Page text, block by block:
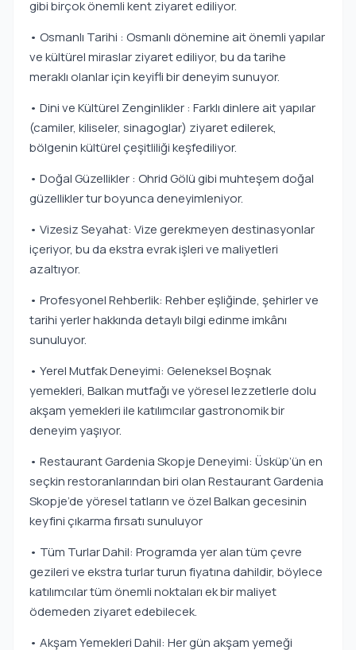
gibi birçok önemli kent ziyaret ediliyor.
• Osmanlı Tarihi : Osmanlı dönemine ait önemli yapılar
ve kültürel miraslar ziyaret ediliyor, bu da tarihe
meraklı olanlar için keyifli bir deneyim sunuyor.
• Dini ve Kültürel Zenginlikler : Farklı dinlere ait yapılar
(camiler, kiliseler, sinagoglar) ziyaret edilerek,
bölgenin kültürel çeşitliliği keşfediliyor.
• Doğal Güzellikler : Ohrid Gölü gibi muhteşem doğal
güzellikler tur boyunca deneyimleniyor.
• Vizesiz Seyahat: Vize gerekmeyen destinasyonlar
içeriyor, bu da ekstra evrak işleri ve maliyetleri
azaltıyor.
• Profesyonel Rehberlik: Rehber eşliğinde, şehirler ve
tarihi yerler hakkında detaylı bilgi edinme imkânı
sunuluyor.
• Yerel Mutfak Deneyimi: Geleneksel Boşnak
yemekleri, Balkan mutfağı ve yöresel lezzetlerle dolu
akşam yemekleri ile katılımcılar gastronomik bir
deneyim yaşıyor.
• Restaurant Gardenia Skopje Deneyimi: Üsküp’ün en
seçkin restoranlarından biri olan Restaurant Gardenia
Skopje’de yöresel tatların ve özel Balkan gecesinin
keyfini çıkarma fırsatı sunuluyor
• Tüm Turlar Dahil: Programda yer alan tüm çevre
gezileri ve ekstra turlar turun fiyatına dahildir, böylece
katılımcılar tüm önemli noktaları ek bir maliyet
ödemeden ziyaret edebilecek.
• Akşam Yemekleri Dahil: Her gün akşam yemeği